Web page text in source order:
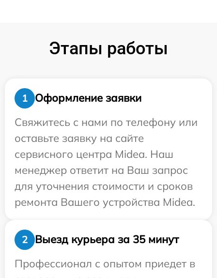
Этапы работы
1
Оформление заявки
Свяжитесь с нами по телефону или
оставьте заявку на сайте
сервисного центра Midea. Наш
менеджер ответит на Ваш запрос
для уточнения стоимости и сроков
ремонта Вашего устройства Midea.
2
Выезд курьера за 35 минут
Профессионал с опытом приедет в